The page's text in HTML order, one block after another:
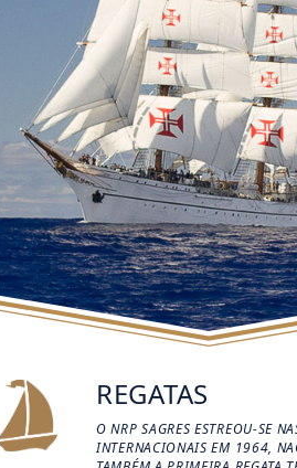
REGATAS
O NRP SAGRES ESTREOU-SE
INTERNACIONAIS EM 1964,